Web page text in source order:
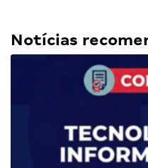
Notícias